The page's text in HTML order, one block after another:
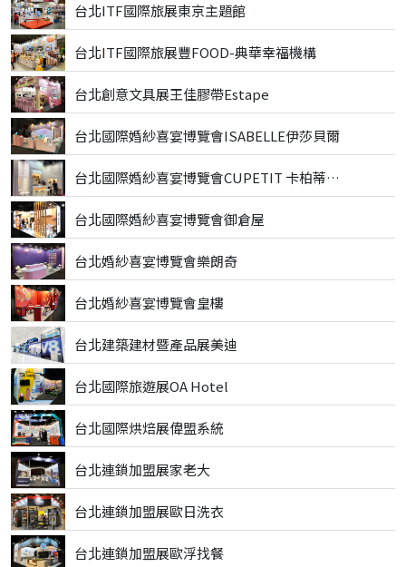
台北ITF國際旅展東京主題館
台北ITF國際旅展豐FOOD-典華幸福機構
台北創意文具展王佳膠帶Estape
台北國際婚紗喜宴博覽會ISABELLE伊莎貝爾
台北國際婚紗喜宴博覽會CUPETIT 卡柏蒂精品甜點
台北國際婚紗喜宴博覽會御倉屋
台北婚紗喜宴博覽會樂朗奇
台北婚紗喜宴博覽會皇樓
台北建築建材暨產品展美迪
台北國際旅遊展OA Hotel
台北國際烘焙展偉盟系統
台北連鎖加盟展家老大
台北連鎖加盟展歐日洗衣
台北連鎖加盟展歐浮找餐